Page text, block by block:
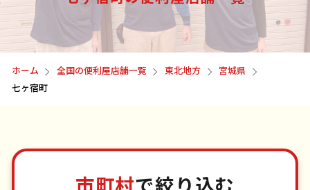
ホーム 全国の便利屋店舗一覧 東北地方
宮城県
七ヶ宿町